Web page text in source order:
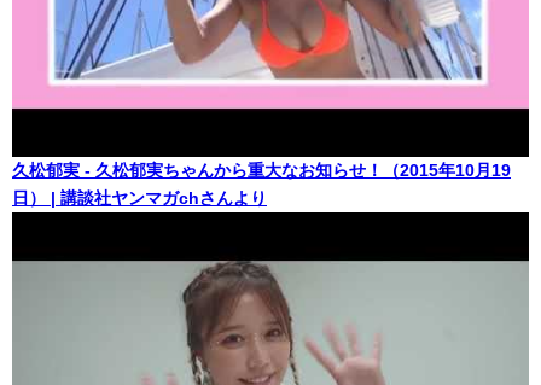
久松郁実 - 久松郁実ちゃんから重大なお知らせ！（2015年10月19
日） | 講談社ヤンマガchさんより